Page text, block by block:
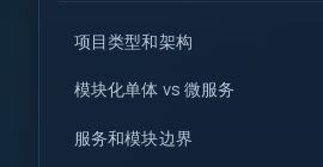
=>
var
项目类型和架构
模块化单体 vs 微服务
服务和模块边界